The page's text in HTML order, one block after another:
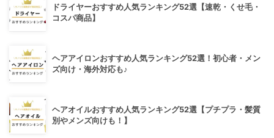
ドライヤーおすすめ人気ランキング52選【速乾・くせ毛・
コスパ商品】
ヘアアイロンおすすめ人気ランキング52選！初心者・メン
ズ向け・海外対応も♪
ヘアオイルおすすめ人気ランキング52選【プチプラ・髪質
別やメンズ向けも！】